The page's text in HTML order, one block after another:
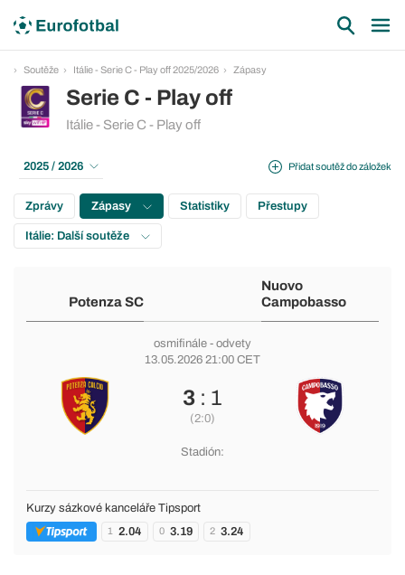
Soutěže Itálie - Serie C - Play off 2025/2026 Zápasy
Serie C - Play off
Itálie - Serie C - Play off
Přidat soutěž do záložek
2025 / 2026
Zprávy Zápasy Statistiky Přestupy
Itálie: Další soutěže
Potenza SC
Nuovo
Campobasso
osmifinále - odvety
13.05.2026 21:00 CET
3: 1
(2:0)
Stadión:
Kurzy sázkové kanceláře Tipsport
1 2.04 0 3.19 2 3.24